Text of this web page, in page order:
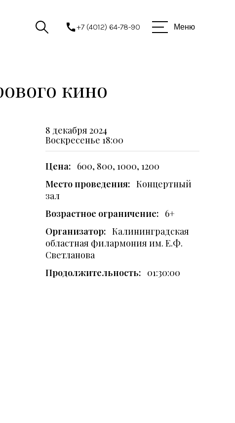
+7 (4012) 64-78-90 Меню
кино
8 декабря 2024
Воскресенье 18:00
Цена: 600, 800, 1000, 1200
Место проведения: Концертный
зал
Возрастное ограничение: 6+
Организатор: Калининградская
областная филармония им. Е.Ф.
Светланова
Продолжительность: 01:30:00